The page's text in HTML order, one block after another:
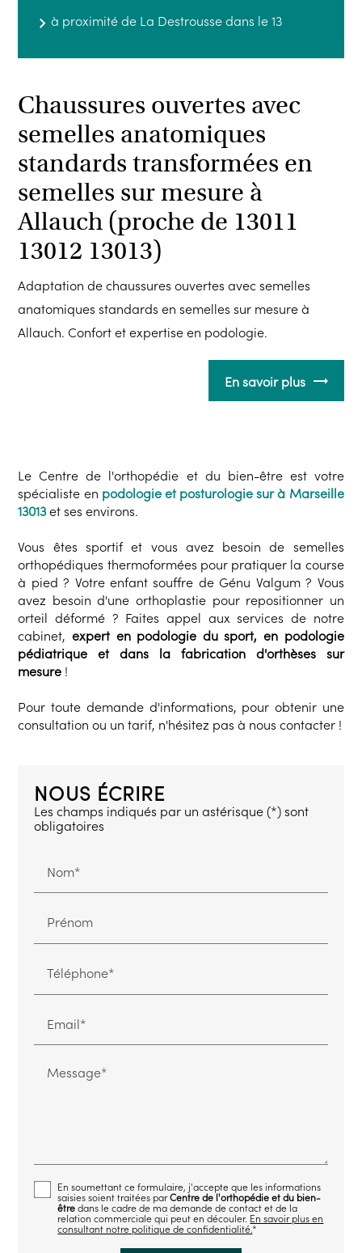
à proximité de La Destrousse dans le 13
Chaussures ouvertes avec
semelles anatomiques
standards transformées en
semelles sur mesure à
Allauch (proche de 13011
13012 13013)
Adaptation de chaussures ouvertes avec semelles
anatomiques standards en semelles sur mesure à
Allauch. Confort et expertise en podologie.
En savoir plus
Le Centre de l'orthopédie et du bien-être est votre
spécialiste en podologie et posturologie sur à Marseille
13013et ses environs.
Vous êtes sportif et vous avez besoin de semelles
orthopédiques thermoformées pour pratiquer la course
à pied ? Votre enfant souffre de Génu Valgum ? Vous
avez besoin d'une orthoplastie pour repositionner un
orteil déformé ? Faites appel aux services de notre
cabinet,expert en podologie du sport, en podologie
pédiatrique et dans la fabrication d'orthèses sur
mesure !
Pour toute demande d'informations, pour obtenir une
consultation ou un tarif, n'hésitez pas à nous contacter !
NOUS ÉCRIRE
Les champs indiqués par un astérisque (*) sont
obligatoires
Nom*
Prénom
Téléphone*
Email*
Message*
En soumettant ce formulaire, j'accepte que les informations
saisies soient traitées parCentre de l'orthopédie et du bien-
êtredans le cadre de ma demande de contact et de la
relation commerciale qui peut en découler. En savoir plus en
consultant notre politique de confidentialité.*